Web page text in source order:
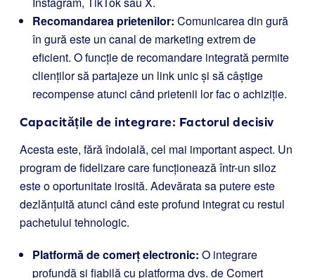
Recomandarea prietenilor: Comunicarea din gură
în gură este un canal de marketing extrem de
eficient. O funcție de recomandare integrată permite
clienților să partajeze un link unic și să câștige
recompense atunci când prietenii lor fac o achiziție.
Capacitățile de integrare: Factorul decisiv
Acesta este, fără îndoială, cel mai important aspect. Un
program de fidelizare care funcționează într-un siloz
este o oportunitate irosită. Adevărata sa putere este
dezlănțuită atunci când este profund integrat cu restul
pachetului tehnologic.
Platformă de comerț electronic: O integrare
profundă și fiabilă cu platforma dvs. de Comerț